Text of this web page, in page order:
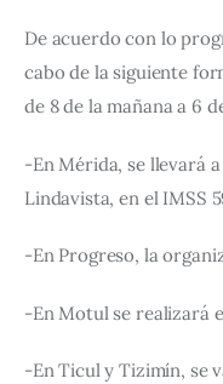
De acuerdo con lo
cabo de la siguiente
de 8 de la mañana a 6
-En Mérida, se llevará
Lindavista, en el IMSS
-En Progreso, la
-En Motul se realizará
-En Ticul y Tizimín, se